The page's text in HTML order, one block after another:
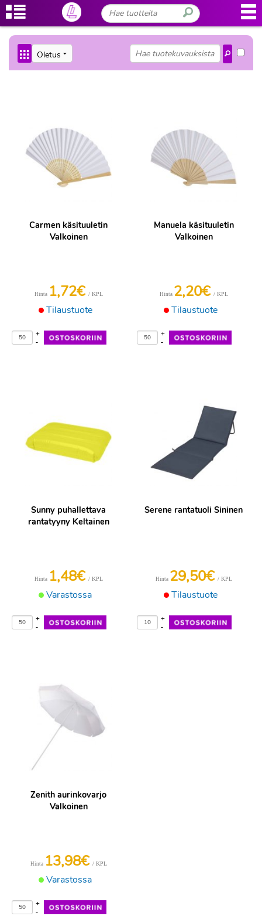
Carmen käsituuletin
Valkoinen
Tilaustuote
Hinta 1,72€ / KPL
-
+
Manuela käsituuletin
Valkoinen
Tilaustuote
Hinta 2,20€ / KPL
-
+
Sunny puhallettava
rantatyyny Keltainen
Varastossa
Hinta 1,48€ / KPL
-
+
Serene rantatuoli Sininen
Tilaustuote
Hinta 29,50€ / KPL
-
+
Zenith aurinkovarjo
Valkoinen
Varastossa
Hinta 13,98€ / KPL
-
+